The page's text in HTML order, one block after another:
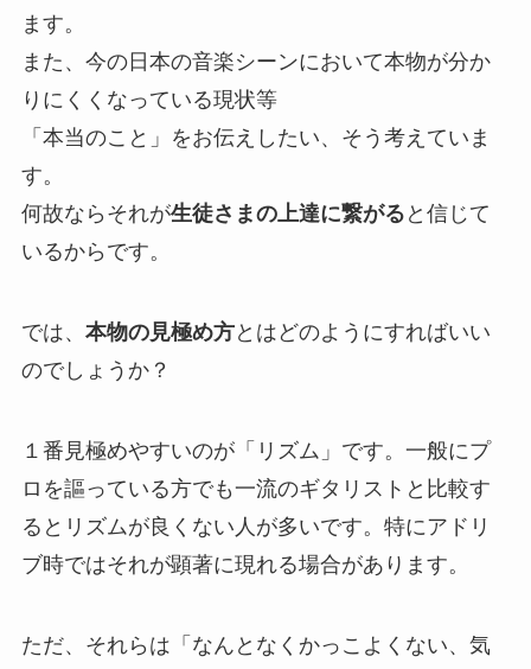
ます。
また、今の日本の音楽シーンにおいて本物が分か
りにくくなっている現状等
「本当のこと」をお伝えしたい、そう考えていま
す。
何故ならそれが生徒さまの上達に繋がる と信じて
いるからです。
では、 本物の見極め方とはどのようにすればいい
のでしょうか？
１番見極めやすいのが「リズム」です。一般にプ
ロを謳っている方でも一流のギタリストと比較す
るとリズムが良くない人が多いです。特にアドリ
ブ時ではそれが顕著に現れる場合があります。
ただ、それらは「なんとなくかっこよくない、気